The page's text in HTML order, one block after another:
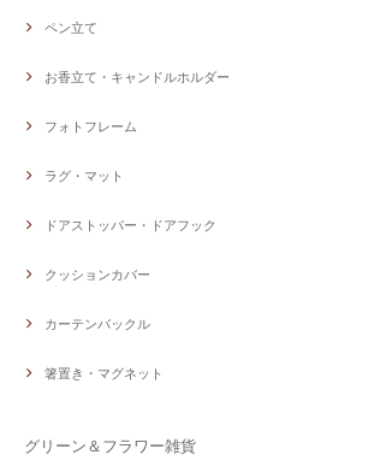
ペン立て
お香立て・キャンドルホルダー
フォトフレーム
ラグ・マット
ドアストッパー・ドアフック
クッションカバー
カーテンバックル
箸置き・マグネット
グリーン＆フラワー雑貨